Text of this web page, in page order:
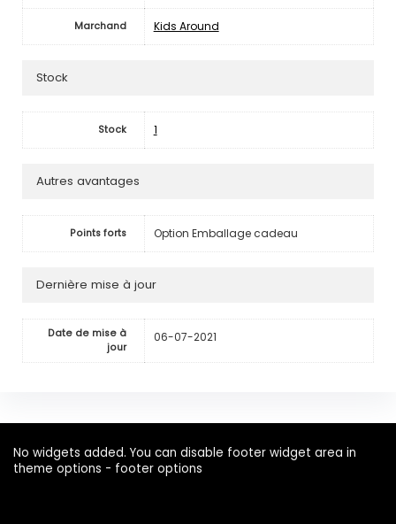
Marchand Kids Around
Stock
Stock 1
Autres avantages
Points forts Option Emballage cadeau
Dernière mise à jour
Date de mise à
jour
06-07-2021
No widgets added. You can disable footer widget area in
theme options - footer options